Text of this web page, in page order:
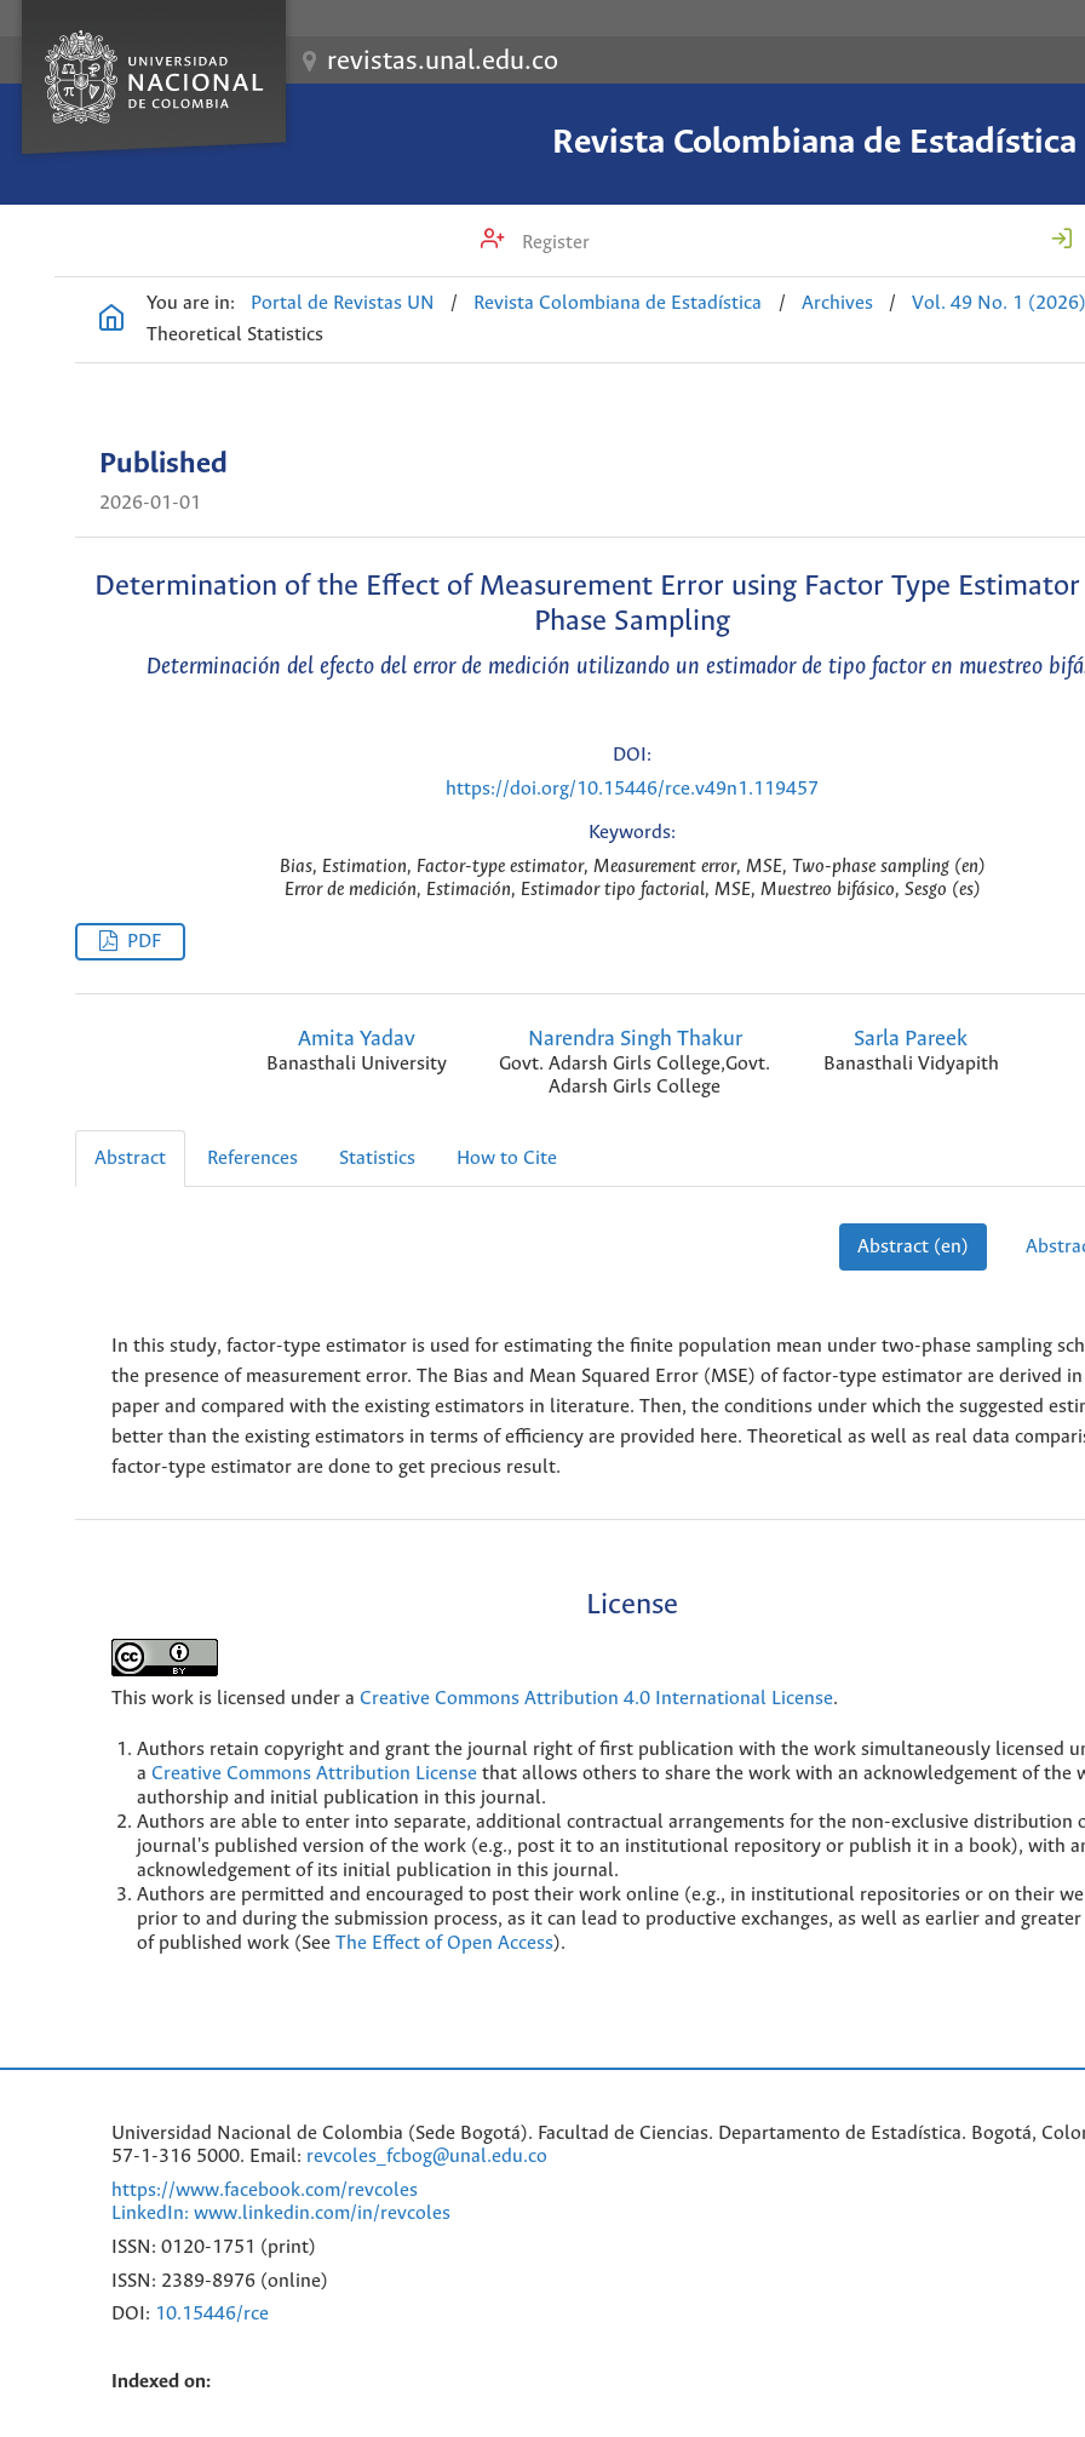
revistas.unal.edu.co
Revista Colombiana de Estadística
Register
You are in: Portal de Revistas UN / Revista Colombiana de Estadística / Archives / Vol. 49 No. 1
Theoretical Statistics
Published
2026-01-01
Determination of the Effect of Measurement Error using Factor Type Estimator
Phase Sampling
Determinación del efecto del error de medición utilizando un estimador de tipo factor en muestreo
DOI:
https://doi.org/10.15446/rce.v49n1.119457
Keywords:
Bias, Estimation, Factor-type estimator, Measurement error, MSE, Two-phase sampling (en)
Error de medición, Estimación, Estimador tipo factorial, MSE, Muestreo bifásico, Sesgo (es)
PDF
Amita Yadav
Banasthali University
Narendra Singh Thakur
Govt. Adarsh Girls College,Govt.
Adarsh Girls College
Sarla Pareek
Banasthali Vidyapith
Abstract References Statistics How to Cite
Abstract (en)
In this study, factor-type estimator is used for estimating the finite population mean under two-phase sampling
the presence of measurement error. The Bias and Mean Squared Error (MSE) of factor-type estimator are derived
paper and compared with the existing estimators in literature. Then, the conditions under which the suggested
better than the existing estimators in terms of efficiency are provided here. Theoretical as well as real data
factor-type estimator are done to get precious result.
License
This work is licensed under a Creative Commons Attribution 4.0 International License.
Authors retain copyright and grant the journal right of first publication with the work simultaneously licensed
a Creative Commons Attribution License that allows others to share the work with an acknowledgement of the
authorship and initial publication in this journal.
Authors are able to enter into separate, additional contractual arrangements for the non-exclusive distribution
journal's published version of the work (e.g., post it to an institutional repository or publish it in a book), with
acknowledgement of its initial publication in this journal.
Authors are permitted and encouraged to post their work online (e.g., in institutional repositories or on their
prior to and during the submission process, as it can lead to productive exchanges, as well as earlier and
of published work (See The Effect of Open Access).
Universidad Nacional de Colombia (Sede Bogotá). Facultad de Ciencias. Departamento de Estadística. Bogotá,
57-1-316 5000. Email: revcoles_fcbog@unal.edu.co
https://www.facebook.com/revcoles
LinkedIn: www.linkedin.com/in/revcoles
ISSN: 0120-1751 (print)
ISSN: 2389-8976 (online)
DOI: 10.15446/rce
Indexed on: